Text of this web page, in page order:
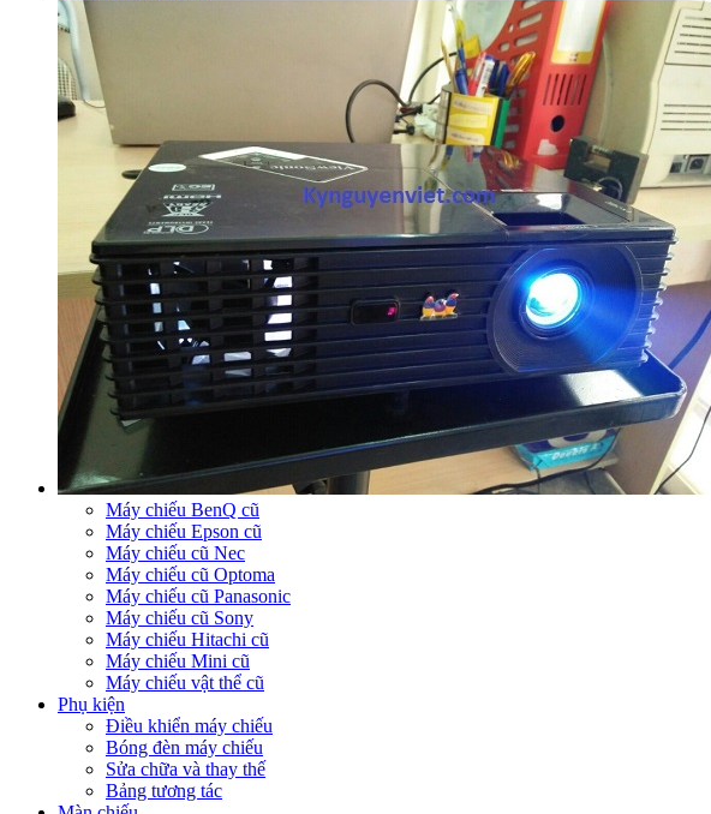
Máy chiếu BenQ cũ
Máy chiếu Epson cũ
Máy chiếu cũ Nec
Máy chiếu cũ Optoma
Máy chiếu cũ Panasonic
Máy chiếu cũ Sony
Máy chiếu Hitachi cũ
Máy chiếu Mini cũ
Máy chiếu vật thể cũ
Phụ kiện
Điều khiển máy chiếu
Bóng đèn máy chiếu
Sửa chữa và thay thế
Bảng tương tác